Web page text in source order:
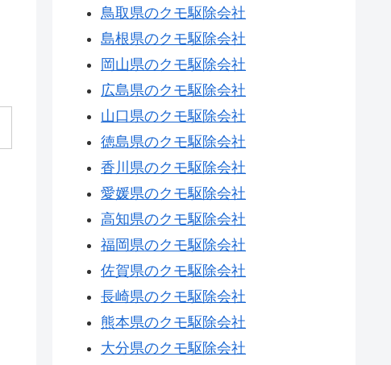
鳥取県のクモ駆除会社
島根県のクモ駆除会社
岡山県のクモ駆除会社
広島県のクモ駆除会社
山口県のクモ駆除会社
徳島県のクモ駆除会社
香川県のクモ駆除会社
愛媛県のクモ駆除会社
高知県のクモ駆除会社
福岡県のクモ駆除会社
佐賀県のクモ駆除会社
長崎県のクモ駆除会社
熊本県のクモ駆除会社
大分県のクモ駆除会社